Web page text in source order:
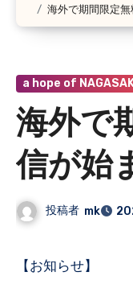
海外で期間限定
a hope of
海外で
信が始
投稿者 mk
【お知らせ】